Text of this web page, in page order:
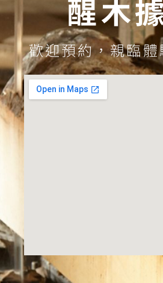
醒木
歡迎預約，親臨